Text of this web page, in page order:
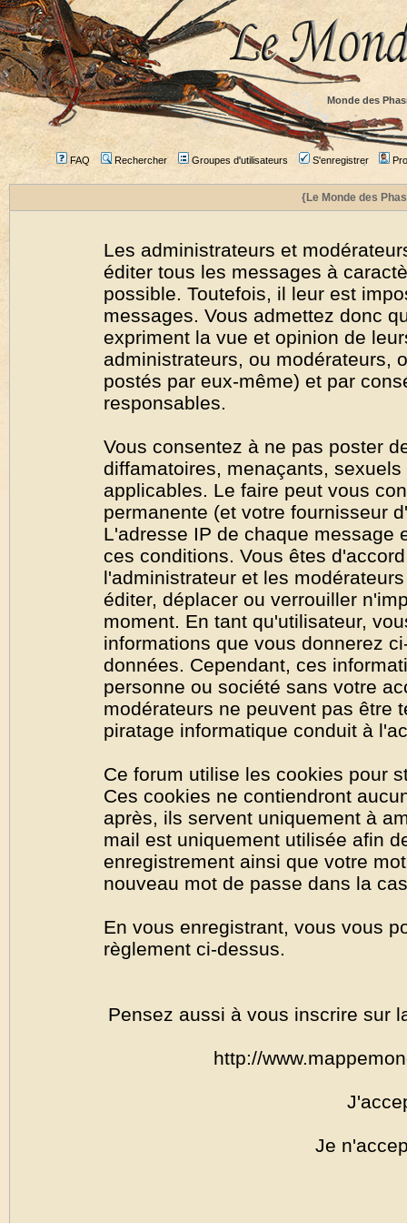
Monde des
FAQ Rechercher Groupes d'utilisateurs S'enregistrer
{Le Monde des
Les administrateurs et
éditer tous les messages à
possible. Toutefois, il leur est
messages. Vous admettez donc
expriment la vue et opinion de
administrateurs, ou modérateurs,
postés par eux-même) et par
responsables.
Vous consentez à ne pas poster
diffamatoires, menaçants,
applicables. Le faire peut vous
permanente (et votre fournisseur
L'adresse IP de chaque message
ces conditions. Vous êtes
l'administrateur et les
éditer, déplacer ou verrouiller
moment. En tant qu'utilisateur,
informations que vous donnerez
données. Cependant, ces
personne ou société sans votre
modérateurs ne peuvent pas être
piratage informatique conduit à
Ce forum utilise les cookies pour
Ces cookies ne contiendront
après, ils servent uniquement à
mail est uniquement utilisée afin
enregistrement ainsi que votre
nouveau mot de passe dans la
En vous enregistrant, vous vous
règlement ci-dessus.
Pensez aussi à vous inscrire sur
http://
Je